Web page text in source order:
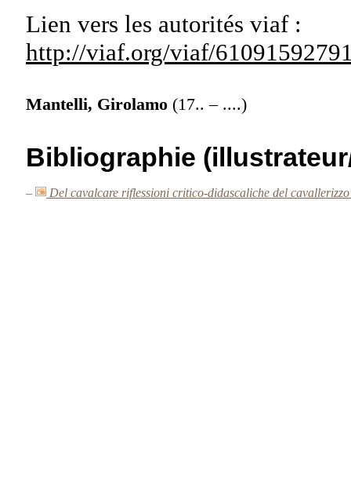
Lien vers les autorités viaf :
http://viaf.org/viaf/
Mantelli, Girolamo (17.. – ....)
Bibliographie
– Del cavalcare riflessioni critico-didascaliche del